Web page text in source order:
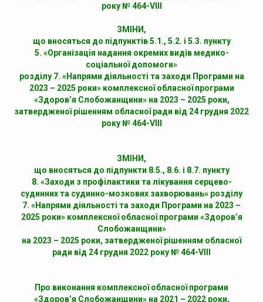
року № 464-VIII
ЗМІНИ,
що вносяться до підпунктів 5.1., 5.2. і 5.3. пункту
5. «Організація надання окремих видів медико-
соціальної допомоги»
розділу 7. «Напрями діяльності та заходи Програми на
2023 – 2025 роки» комплексної обласної програми
«Здоров’я Слобожанщини» на 2023 – 2025 роки,
затвердженої рішенням обласної ради від 24 грудня 2022
року № 464-VIII
ЗМІНИ,
що вносяться до підпункти 8.5., 8.6. і 8.7. пункту
8. «Заходи з профілактики та лікування серцево-
судинних та судинно-мозкових захворювань» розділу
7. «Напрями діяльності та заходи Програми на 2023 –
2025 роки» комплексної обласної програми «Здоров’я
Слобожанщини»
на 2023 – 2025 роки, затвердженої рішенням обласної
ради від 24 грудня 2022 року № 464-VIII
Про виконання комплексної обласної програми
«Здоров’я Слобожанщини» на 2021 – 2022 роки,